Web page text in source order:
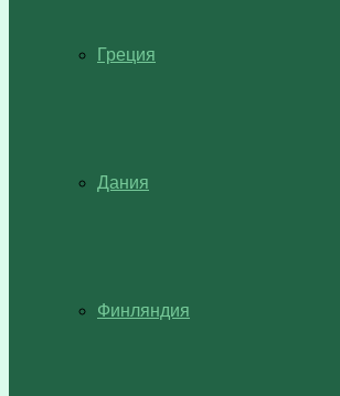
Греция
Дания
Финляндия